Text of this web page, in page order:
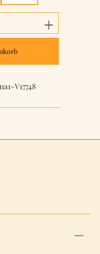
Gib den
V17748